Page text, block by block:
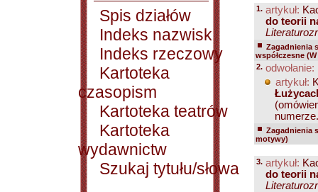
Spis działów
Indeks nazwisk
Indeks rzeczowy
Kartoteka
czasopism
Kartoteka teatrów
Kartoteka
wydawnictw
Szukaj tytułu/słowa
1. artykuł:
do teorii
Zagadnienia
współczesne
2. odwołanie:
artykuł:
Zagadnienia
motywy)
3. artykuł:
do teorii